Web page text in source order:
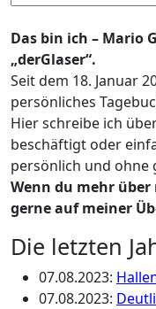
Das bin ich – Mario
„derGlaser“.
Seit dem 18. Januar
persönliches
Hier schreibe ich
beschäftigt oder
persönlich und ohne
Wenn du mehr
gerne auf meiner
Die letzten
07.08.2023:
07.08.2023: